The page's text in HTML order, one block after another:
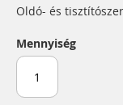
Oldó- és
Mennyiség